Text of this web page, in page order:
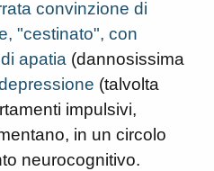
convinzione di
"cestinato", con
apatia (dannosissima
(talvolta
impulsivi,
in un circolo
neurocognitivo.